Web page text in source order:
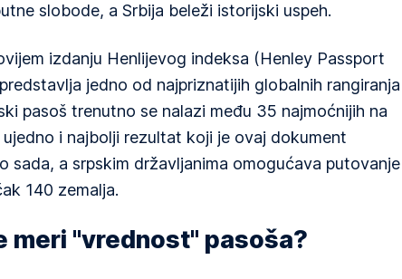
slobode, a Srbija beleži istorijski uspeh.
izdanju Henlijevog indeksa (Henley Passport
jedno od najpriznatijih globalnih rangiranja
pasoš trenutno se nalazi među 35 najmoćnijih na
i najbolji rezultat koji je ovaj dokument
sada, a srpskim državljanima omogućava putovanje
140 zemalja.
meri "vrednost" pasoša?